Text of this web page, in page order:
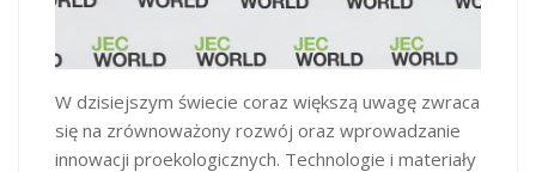
W dzisiejszym świecie coraz większą uwagę zwraca
się na zrównoważony rozwój oraz wprowadzanie
innowacji proekologicznych. Technologie i materiały